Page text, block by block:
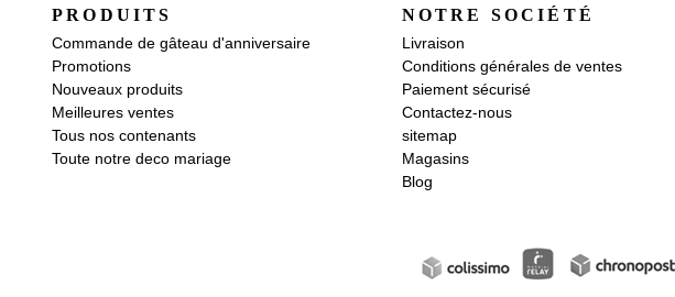
PRODUITS
Commande de gâteau d'anniversaire
Promotions
Nouveaux produits
Meilleures ventes
Tous nos contenants
Toute notre deco mariage
NOTRE SOCIÉTÉ
Livraison
Conditions générales de ventes
Paiement sécurisé
Contactez-nous
sitemap
Magasins
Blog